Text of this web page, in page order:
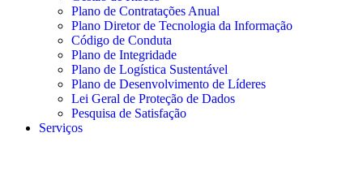
Plano de Contratações Anual
Plano Diretor de Tecnologia da Informação
Código de Conduta
Plano de Integridade
Plano de Logística Sustentável
Plano de Desenvolvimento de Líderes
Lei Geral de Proteção de Dados
Pesquisa de Satisfação
Serviços